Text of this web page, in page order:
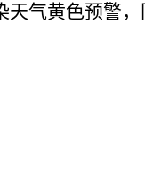
天气黄色预警